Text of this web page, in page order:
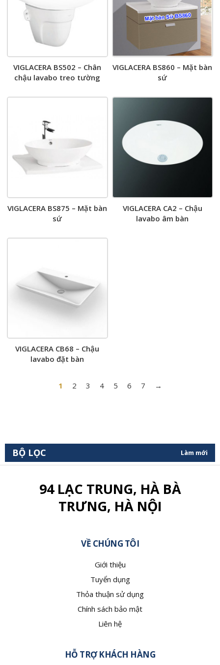
VIGLACERA BS502 – Chân
chậu lavabo treo tường
VIGLACERA BS860 – Mặt bàn
sứ
VIGLACERA BS875 – Mặt bàn
sứ
VIGLACERA CA2 – Chậu
lavabo âm bàn
VIGLACERA CB68 – Chậu
lavabo đặt bàn
1 2 3 4 5 6 7 →
BỘ LỌC Làm mới
94 LẠC TRUNG, HÀ BÀ
TRƯNG, HÀ NỘI
VỀ CHÚNG TÔI
Giới thiệu
Tuyển dụng
Thỏa thuận sử dụng
Chính sách bảo mật
Liên hệ
HỖ TRỢ KHÁCH HÀNG